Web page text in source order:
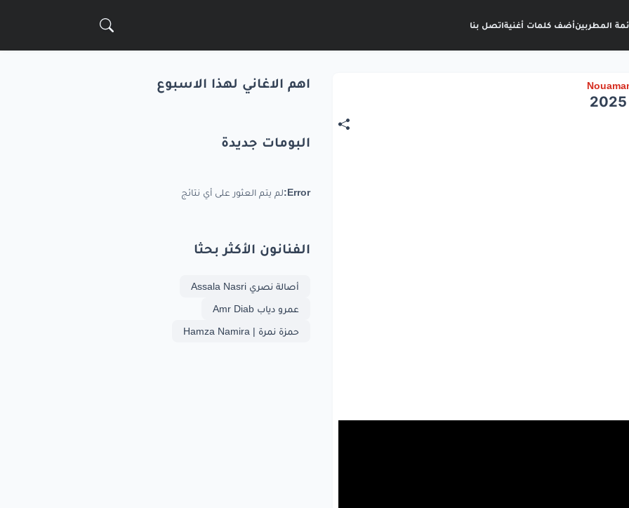
المطربينأضف كلمات أغنيةاتصل بنا
اهم الاغاني لهذا الاسبوع
البومات جديدة
Error: لم يتم العثور على أي نتائج
الفنانون الأكثر بحثا
أصالة نصري Assala Nasri
عمرو دياب Amr Diab
حمزة نمرة | Hamza Namira